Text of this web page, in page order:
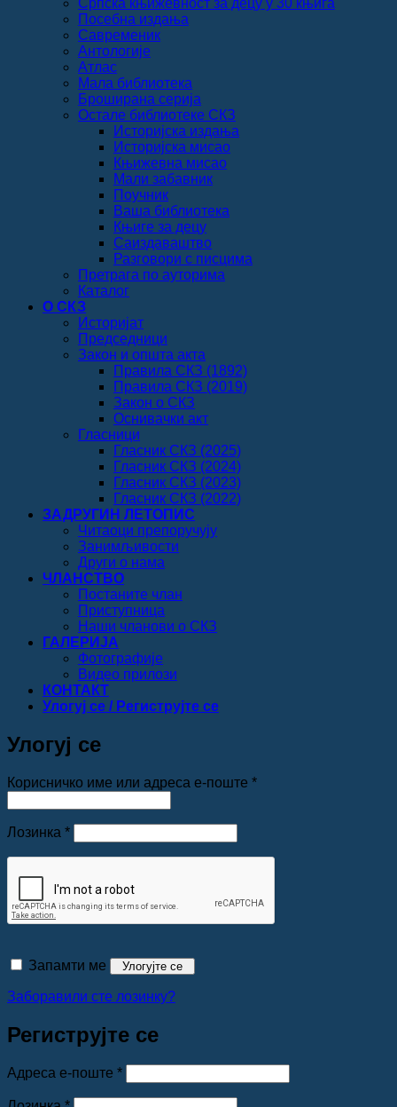
Посебна издања
Савременик
Антологије
Атлас
Мала библиотека
Броширана серија
Остале библиотеке СКЗ
Историјска издања
Историјска мисао
Књижевна мисао
Мали забавник
Поучник
Ваша библиотека
Књиге за децу
Саиздаваштво
Разговори с писцима
Претрага по ауторима
Каталог
О СКЗ
Историјат
Председници
Закон и општа акта
Правила СКЗ (1892)
Правила СКЗ (2019)
Закон о СКЗ
Оснивачки акт
Гласници
Гласник СКЗ (2025)
Гласник СКЗ (2024)
Гласник СКЗ (2023)
Гласник СКЗ (2022)
ЗАДРУГИН ЛЕТОПИС
Читаоци препоручују
Занимљивости
Други о нама
ЧЛАНСТВО
Постаните члан
Приступница
Наши чланови о СКЗ
ГАЛЕРИЈА
Фотографије
Видео прилози
КОНТАКТ
Улогуј се / Региструјте се
Улогуј се
Корисничко име или адреса е-поште *Обавезно
Лозинка *Обавезно
Запамти ме Улогујте се
Заборавили сте лозинку?
Региструјте се
Адреса е-поште *Обавезно